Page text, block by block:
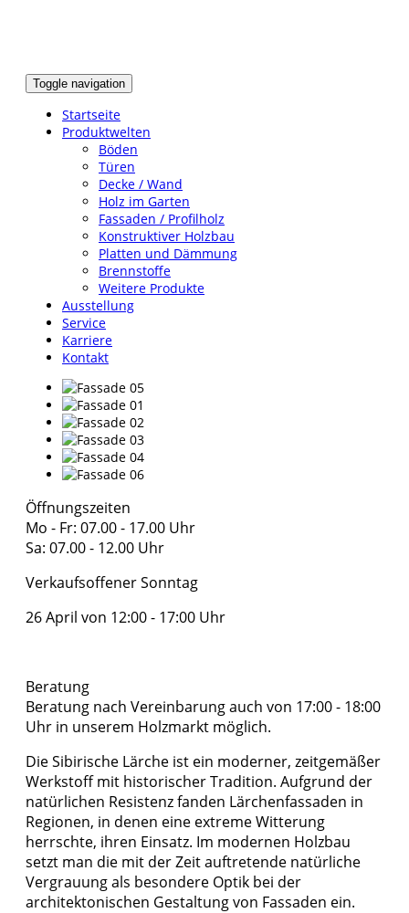
Toggle navigation
Startseite
Produktwelten
Böden
Türen
Decke / Wand
Holz im Garten
Fassaden / Profilholz
Konstruktiver Holzbau
Platten und Dämmung
Brennstoffe
Weitere Produkte
Ausstellung
Service
Karriere
Kontakt
Öffnungszeiten
Mo - Fr: 07.00 - 17.00 Uhr
Sa: 07.00 - 12.00 Uhr
Verkaufsoffener Sonntag
26 April von 12:00 - 17:00 Uhr
Beratung
Beratung nach Vereinbarung auch von 17:00 - 18:00
Uhr in unserem Holzmarkt möglich.
Die Sibirische Lärche ist ein moderner, zeitgemäßer
Werkstoff mit historischer Tradition. Aufgrund der
natürlichen Resistenz fanden Lärchenfassaden in
Regionen, in denen eine extreme Witterung
herrschte, ihren Einsatz. Im modernen Holzbau
setzt man die mit der Zeit auftretende natürliche
Vergrauung als besondere Optik bei der
architektonischen Gestaltung von Fassaden ein.